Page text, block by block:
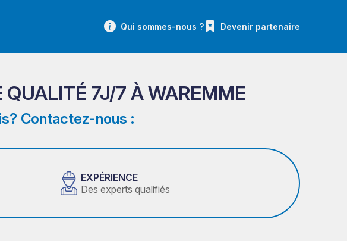
Qui sommes-nous ? Devenir partenaire
QUALITÉ 7J/7 À WAREMME
Contactez-nous :
EXPÉRIENCE
Des experts qualifiés